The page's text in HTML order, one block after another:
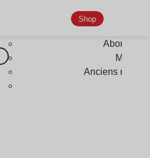
Shop
Anciens